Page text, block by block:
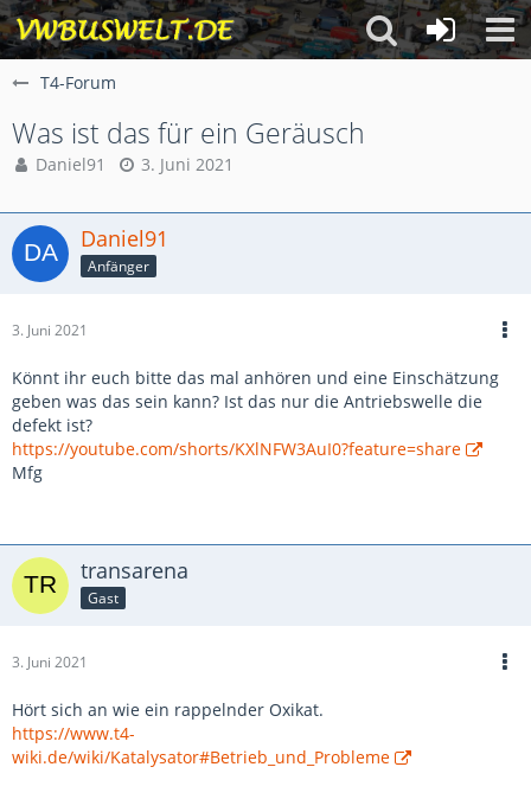
T4-Forum
Was ist das für ein Geräusch
Daniel91 3. Juni 2021
Daniel91
Anfänger
3. Juni 2021
Könnt ihr euch bitte das mal anhören und eine Einschätzung
geben was das sein kann? Ist das nur die Antriebswelle die
defekt ist?
https://youtube.com/shorts/KXlNFW3AuI0?feature=share
Mfg
transarena
Gast
3. Juni 2021
Hört sich an wie ein rappelnder Oxikat.
https://www.t4-
wiki.de/wiki/Katalysator#Betrieb_und_Probleme